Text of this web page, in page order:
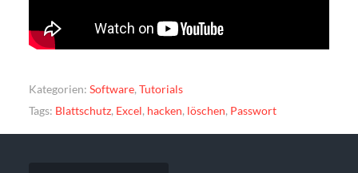
Kategorien: Software, Tutorials
Tags: Blattschutz, Excel, hacken, löschen, Passwort